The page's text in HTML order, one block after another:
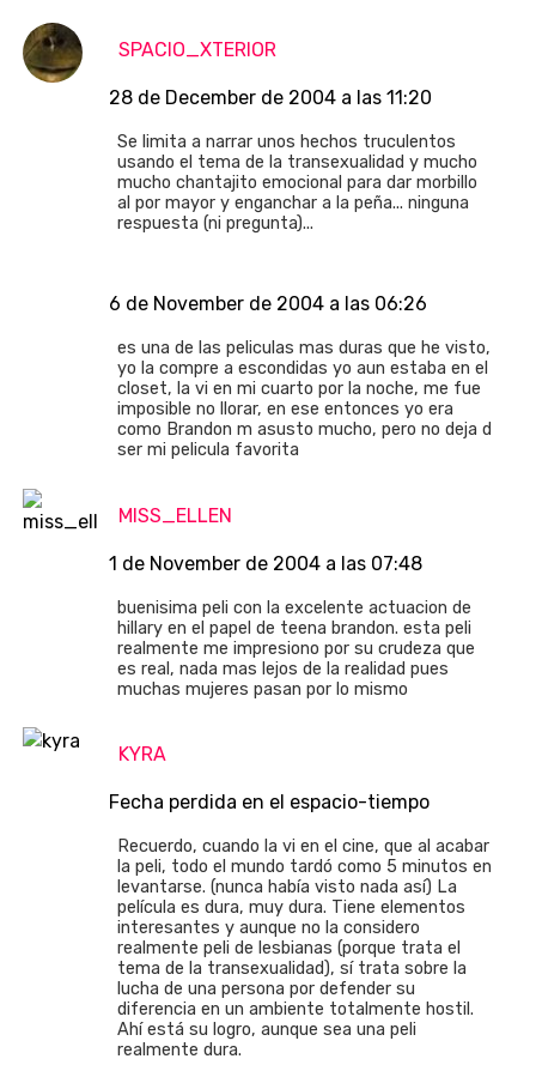
SPACIO_XTERIOR
28 de December de 2004 a las 11:20
Se limita a narrar unos hechos truculentos
usando el tema de la transexualidad y mucho
mucho chantajito emocional para dar morbillo
al por mayor y enganchar a la peña... ninguna
respuesta (ni pregunta)...
6 de November de 2004 a las 06:26
es una de las peliculas mas duras que he visto,
yo la compre a escondidas yo aun estaba en el
closet, la vi en mi cuarto por la noche, me fue
imposible no llorar, en ese entonces yo era
como Brandon m asusto mucho, pero no deja d
ser mi pelicula favorita
MISS_ELLEN
1 de November de 2004 a las 07:48
buenisima peli con la excelente actuacion de
hillary en el papel de teena brandon. esta peli
realmente me impresiono por su crudeza que
es real, nada mas lejos de la realidad pues
muchas mujeres pasan por lo mismo
KYRA
Fecha perdida en el espacio-tiempo
Recuerdo, cuando la vi en el cine, que al acabar
la peli, todo el mundo tardó como 5 minutos en
levantarse. (nunca había visto nada así) La
película es dura, muy dura. Tiene elementos
interesantes y aunque no la considero
realmente peli de lesbianas (porque trata el
tema de la transexualidad), sí trata sobre la
lucha de una persona por defender su
diferencia en un ambiente totalmente hostil.
Ahí está su logro, aunque sea una peli
realmente dura.